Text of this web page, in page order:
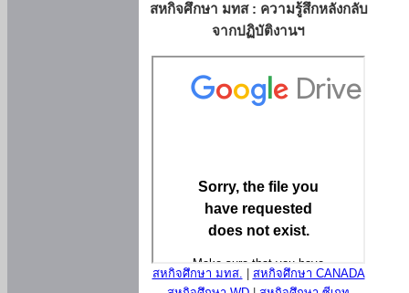
สหกิจศึกษา มทส : ความรู้สึกหลังกลับ
จากปฏิบัติงานฯ
สหกิจศึกษา มทส.
สหกิจศึกษา CANADA